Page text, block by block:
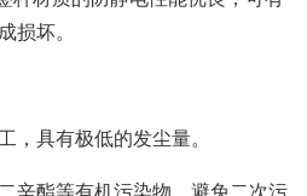
损坏。
，具有极低的发尘量。